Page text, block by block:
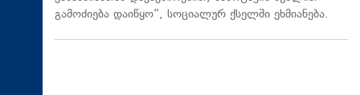
გამოძიება დაიწყო“, სოციალურ ქსელში ეხმიანება.